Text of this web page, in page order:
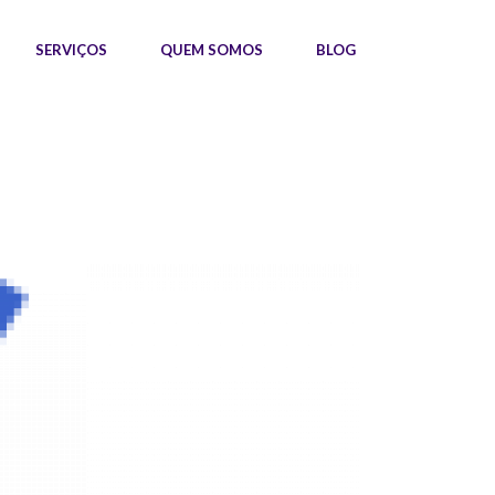
SERVIÇOS QUEM SOMOS BLOG